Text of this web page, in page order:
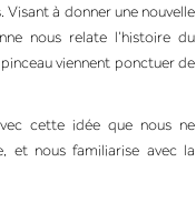
à donner une nouvelle
nous relate l’histoire du
viennent ponctuer de
cette idée que nous ne
et nous familiarise avec la